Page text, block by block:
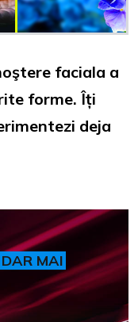
faciala a
forme. Îți
deja
MAI